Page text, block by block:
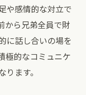
や感情的な対立で
から兄弟全員で財
に話し合いの場を
極的なコミュニケ
ます。